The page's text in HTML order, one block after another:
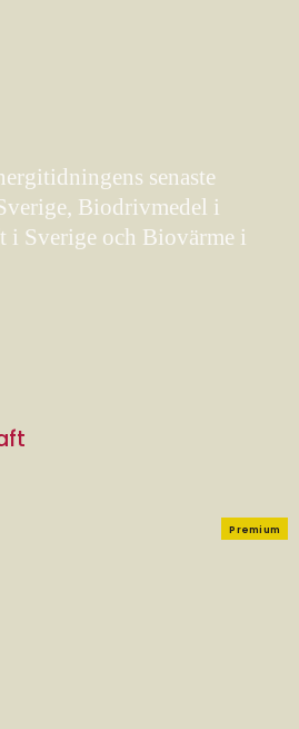
senaste
Biodrivmedel i
i Sverige och Biovärme i
Premium